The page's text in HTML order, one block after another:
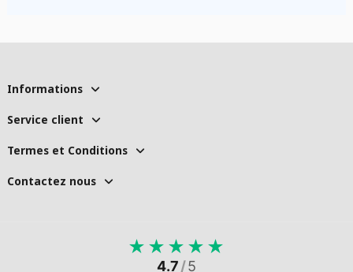
Informations
Service client
Termes et Conditions
Contactez nous
★ ★ ★ ★ ★
4.7/5